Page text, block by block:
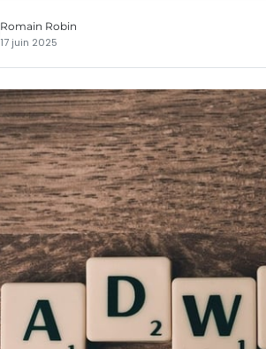
Romain Robin
17 juin 2025